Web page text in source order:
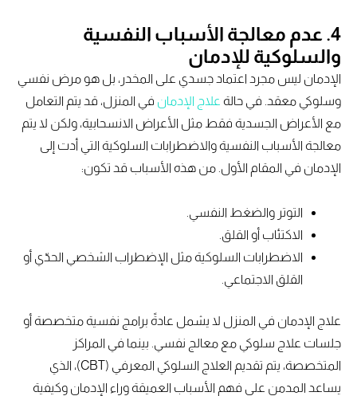
4. عدم معالجة الأسباب النفسية
والسلوكية للإدمان
الإدمان ليس مجرد اعتماد جسدي على المخدر، بل هو مرض نفسي
وسلوكي معقد. في حالةعلاج الإدمانفي المنزل، قد يتم التعامل
مع الأعراض الجسدية فقط مثل الأعراض الانسحابية، ولكن لا يتم
معالجة الأسباب النفسية والاضطرابات السلوكية التي أدت إلى
الإدمان في المقام الأول. من هذه الأسباب قد تكون:
التوتر والضغط النفسي.
الاكتئاب أو القلق.
الاضطرابات السلوكية مثل الإضطراب الشخصي الحدّي أو
القلق الاجتماعي.
علاج الإدمان في المنزل لا يشمل عادةً برامج نفسية متخصصة أو
جلسات علاج سلوكي مع معالج نفسي. بينما في المراكز
المتخصصة، يتم تقديم العلاج السلوكي المعرفي (CBT)، الذي
يساعد المدمن على فهم الأسباب العميقة وراء الإدمان وكيفية